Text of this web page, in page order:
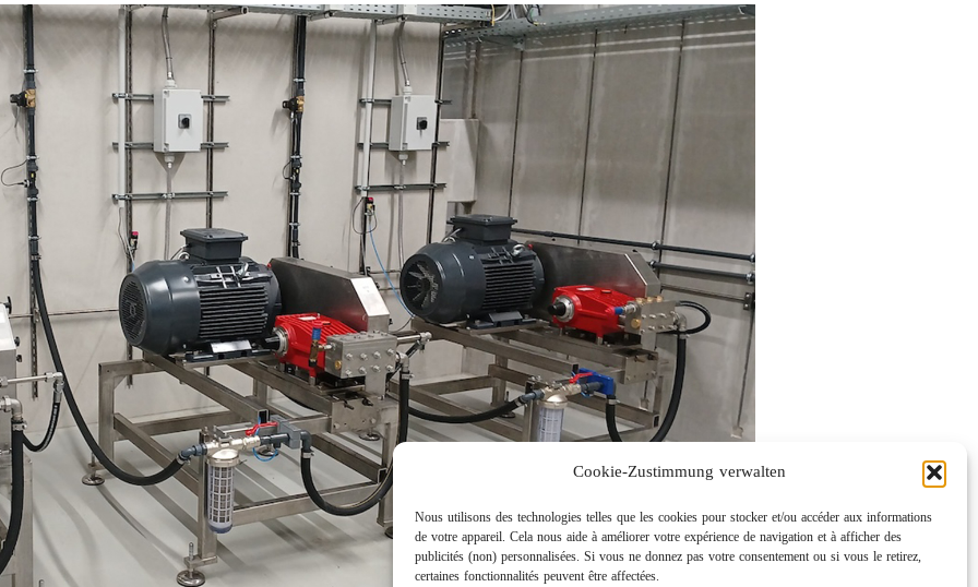
Cookie-Zustimmung verwalten
Nous utilisons des technologies telles que les cookies pour stocker et/ou accéder aux informations
de votre appareil. Cela nous aide à améliorer votre expérience de navigation et à afficher des
publicités (non) personnalisées. Si vous ne donnez pas votre consentement ou si vous le retirez,
certaines fonctionnalités peuvent être affectées.